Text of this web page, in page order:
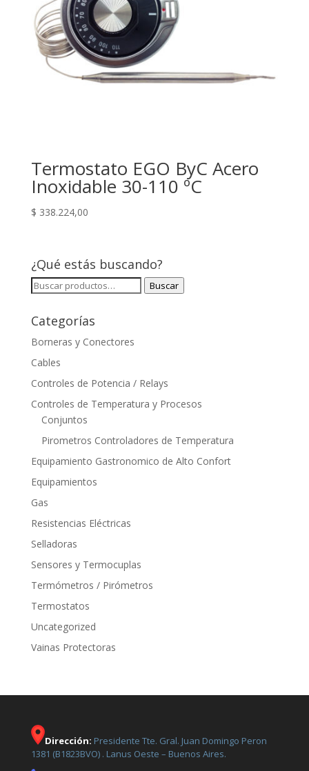
Termostato EGO ByC Acero
Inoxidable 30-110 ºC
$ 338.224,00
¿Qué estás buscando?
Buscar
Buscar
Categorías
Borneras y Conectores
Cables
Controles de Potencia / Relays
Controles de Temperatura y Procesos
Conjuntos
Pirometros Controladores de Temperatura
Equipamiento Gastronomico de Alto Confort
Equipamientos
Gas
Resistencias Eléctricas
Selladoras
Sensores y Termocuplas
Termómetros / Pirómetros
Termostatos
Uncategorized
Vainas Protectoras
Dirección: Presidente Tte. Gral. Juan Domingo Peron
1381 (B1823BVO) . Lanus Oeste – Buenos Aires.